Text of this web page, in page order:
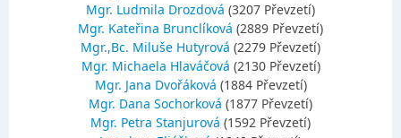
Mgr. Ludmila Drozdová (3207 Převzetí)
Mgr. Kateřina Brunclíková (2889 Převzetí)
Mgr.,Bc. Miluše Hutyrová (2279 Převzetí)
Mgr. Michaela Hlaváčová (2130 Převzetí)
Mgr. Jana Dvořáková (1884 Převzetí)
Mgr. Dana Sochorková (1877 Převzetí)
Mgr. Petra Stanjurová (1592 Převzetí)